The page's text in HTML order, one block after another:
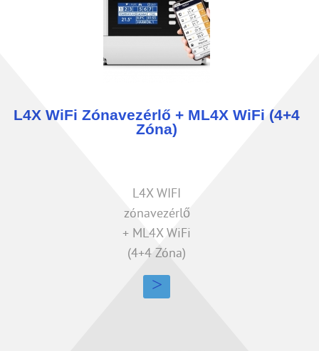
L4X WiFi Zónavezérlő + ML4X WiFi (4+4
Zóna)
L4X WIFI
zónavezérlő
+ ML4X WiFi
(4+4 Zóna)
>